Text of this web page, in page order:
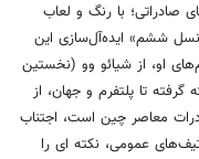
صادراتی؛ با رنگ و لعاب
ششم» ایده‌آل‌سازی این
او، از شیائو وو (نخستین
تا پلتفرم و جهان، از
معاصر چین است، اجتناب
عمومی، نکته ای را